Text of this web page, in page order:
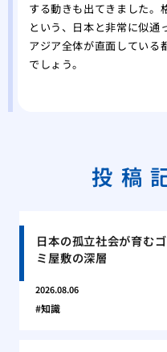
する動きも出てきました。
という、日本と非常に似通
アジア全体が直面している
でしょう。
投稿
日本の孤立社会が育むゴ
ミ屋敷の深層
2026.08.06
知識